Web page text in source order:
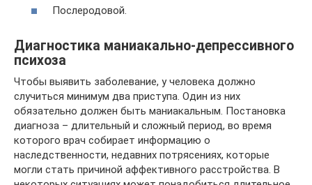
Послеродовой.
Диагностика маниакально-депрессивного
психоза
Чтобы выявить заболевание, у человека должно
случиться минимум два приступа. Один из них
обязательно должен быть маниакальным. Постановка
диагноза – длительный и сложный период, во время
которого врач собирает информацию о
наследственности, недавних потрясениях, которые
могли стать причиной аффективного расстройства. В